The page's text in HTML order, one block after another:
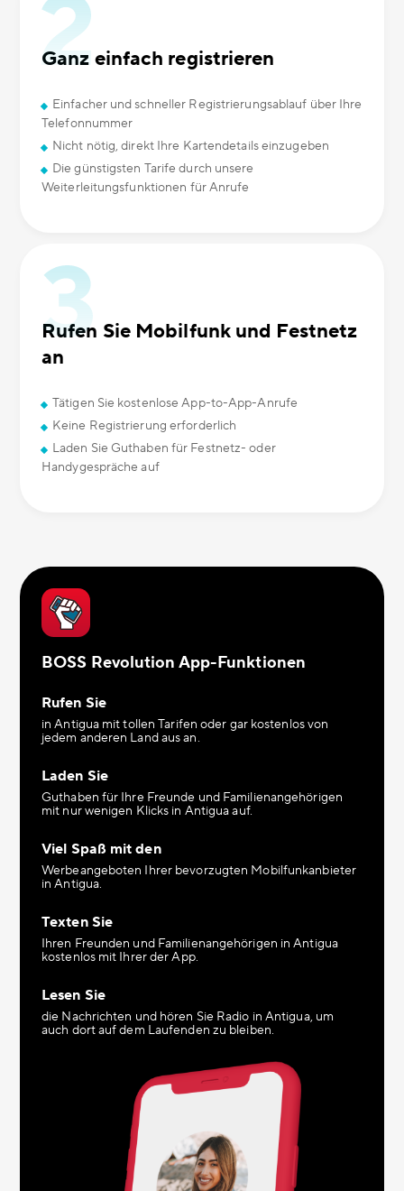
Ganz einfach registrieren
Einfacher und schneller Registrierungsablauf über Ihre
Telefonnummer
Nicht nötig, direkt Ihre Kartendetails einzugeben
Die günstigsten Tarife durch unsere
Weiterleitungsfunktionen für Anrufe
Rufen Sie Mobilfunk und Festnetz
an
Tätigen Sie kostenlose App-to-App-Anrufe
Keine Registrierung erforderlich
Laden Sie Guthaben für Festnetz- oder
Handygespräche auf
BOSS Revolution App-Funktionen
Rufen Sie
in Antigua mit tollen Tarifen oder gar kostenlos von
jedem anderen Land aus an.
Laden Sie
Guthaben für Ihre Freunde und Familienangehörigen
mit nur wenigen Klicks in Antigua auf.
Viel Spaß mit den
Werbeangeboten Ihrer bevorzugten Mobilfunkanbieter
in Antigua.
Texten Sie
Ihren Freunden und Familienangehörigen in Antigua
kostenlos mit Ihrer der App.
Lesen Sie
die Nachrichten und hören Sie Radio in Antigua, um
auch dort auf dem Laufenden zu bleiben.